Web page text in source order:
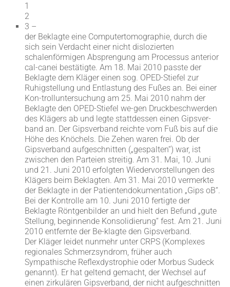
1
2
3 –
der Beklagte eine Computertomographie, durch die
sich sein Verdacht einer nicht dislozierten
schalenförmigen Absprengung am Processus anterior
cal-canei bestätigte. Am 18. Mai 2010 passte der
Beklagte dem Kläger einen sog. OPED-Stiefel zur
Ruhigstellung und Entlastung des Fußes an. Bei einer
Kon-trolluntersuchung am 25. Mai 2010 nahm der
Beklagte den OPED-Stiefel we-gen Druckbeschwerden
des Klägers ab und legte stattdessen einen Gipsver-
band an. Der Gipsverband reichte vom Fuß bis auf die
Höhe des Knöchels. Die Zehen waren frei. Ob der
Gipsverband aufgeschnitten („gespalten“) war, ist
zwischen den Parteien streitig. Am 31. Mai, 10. Juni
und 21. Juni 2010 erfolgten Wiedervorstellungen des
Klägers beim Beklagten. Am 31. Mai 2010 vermerkte
der Beklagte in der Patientendokumentation „Gips oB“.
Bei der Kontrolle am 10. Juni 2010 fertigte der
Beklagte Röntgenbilder an und hielt den Befund „gute
Stellung, beginnende Konsolidierung“ fest. Am 21. Juni
2010 entfernte der Be-klagte den Gipsverband.
Der Kläger leidet nunmehr unter CRPS (Komplexes
regionales Schmerzsyndrom, früher auch
Sympathische Reflexdystrophie oder Morbus Sudeck
genannt). Er hat geltend gemacht, der Wechsel auf
einen zirkulären Gipsverband, der nicht aufgeschnitten